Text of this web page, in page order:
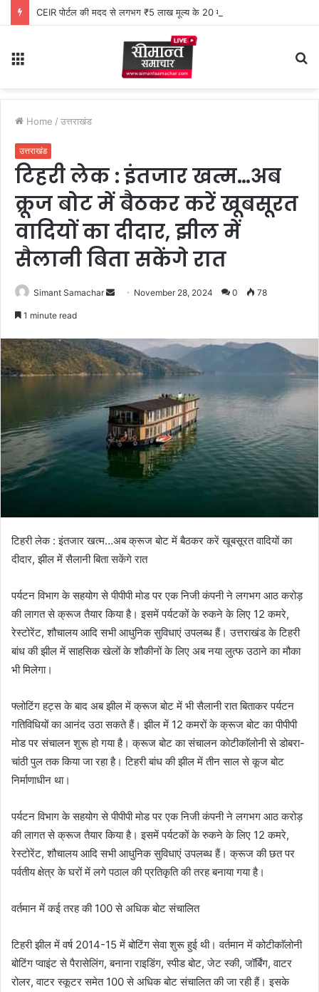
CEIR पोर्टल की मदद से लगभग ₹5 लाख मूल्य के 20 मोबाइल फोन बरामद
Home / उत्तराखंड
उत्तराखंड
टिहरी लेक : इंतजार खत्म…अब
क्रूज बोट में बैठकर करें खूबसूरत
वादियों का दीदार, झील में
सैलानी बिता सकेंगे रात
Simant Samachar
d
a
n
e
m
a
i
November 28, 2024 0 78
1 minute read
टिहरी लेक : इंतजार खत्म…अब क्रूज बोट में बैठकर करें खूबसूरत वादियों का
दीदार, झील में सैलानी बिता सकेंगे रात
पर्यटन विभाग के सहयोग से पीपीपी मोड पर एक निजी कंपनी ने लगभग आठ करोड़
की लागत से क्रूज तैयार किया है। इसमें पर्यटकों के रुकने के लिए 12 कमरे,
रेस्टोरेंट, शौचालय आदि सभी आधुनिक सुविधाएं उपलब्ध हैं। उत्तराखंड के टिहरी
बांध की झील में साहसिक खेलों के शौकीनों के लिए अब नया लुत्फ उठाने का मौका
भी मिलेगा।
फ्लोटिंग हट्स के बाद अब झील में क्रूज बोट में भी सैलानी रात बिताकर पर्यटन
गतिविधियों का आनंद उठा सकते हैं। झील में 12 कमरों के क्रूज बोट का पीपीपी
मोड पर संचालन शुरू हो गया है। क्रूज बोट का संचालन कोटीकाॅलोनी से डोबरा-
चांठी पुल तक किया जा रहा है। टिहरी बांध की झील में तीन साल से कूज बोट
निर्माणाधीन था।
पर्यटन विभाग के सहयोग से पीपीपी मोड पर एक निजी कंपनी ने लगभग आठ करोड़
की लागत से क्रूज तैयार किया है। इसमें पर्यटकों के रुकने के लिए 12 कमरे,
रेस्टोरेंट, शौचालय आदि सभी आधुनिक सुविधाएं उपलब्ध हैं। क्रूज की छत पर
पर्वतीय क्षेत्र के घरों में लगे पठाल की प्रतिकृति की तरह बनाया गया है।
वर्तमान में कई तरह की 100 से अधिक बोट संचालित
टिहरी झील में वर्ष 2014-15 में बोटिंग सेवा शुरू हुई थी। वर्तमान में कोटीकाॅलोनी
बोटिंग प्वाइंट से पैरासेलिंग, बनाना राइडिंग, स्पीड बोट, जेट स्की, जॉर्बिंग, वाटर
रोलर, वाटर स्कूटर समेत 100 से अधिक बोट संचालित की जा रही हैं। इसके